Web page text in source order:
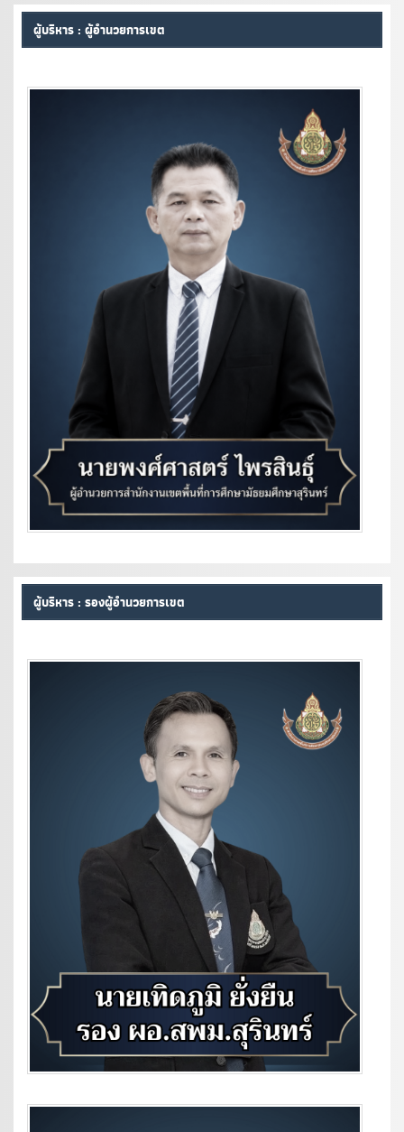
ผู้บริหาร : ผู้อำนวยการเขต
ผู้บริหาร : รองผู้อำนวยการเขต